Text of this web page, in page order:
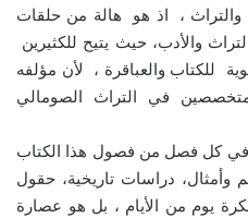
والتراث ، اذ هو هالة من حلقات
والأدب، حيث يتيح للكثيرين
للكتاب والعباقرة ، لأن مؤلفه
في التراث الصومالي
كل فصل من فصول هذا الكتاب
دراسات تاريخية، حقول
يوم من الأيام ، بل هو عصارة